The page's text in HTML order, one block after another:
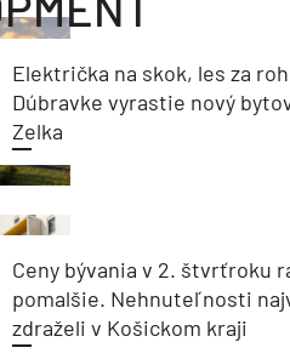
Električka na skok, les za
Dúbravke vyrastie nový
Zelka
Ceny bývania v 2. štvrťroku
pomalšie. Nehnuteľnosti
zdraželi v Košickom kraji